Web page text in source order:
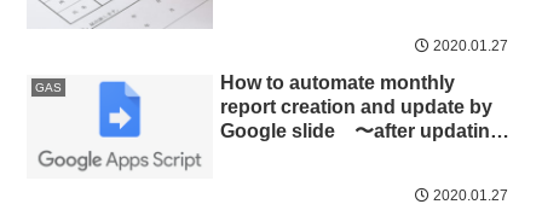
2020.01.27
GAS
How to automate monthly
report creation and update by
Google slide 〜after updating
2020.01.27